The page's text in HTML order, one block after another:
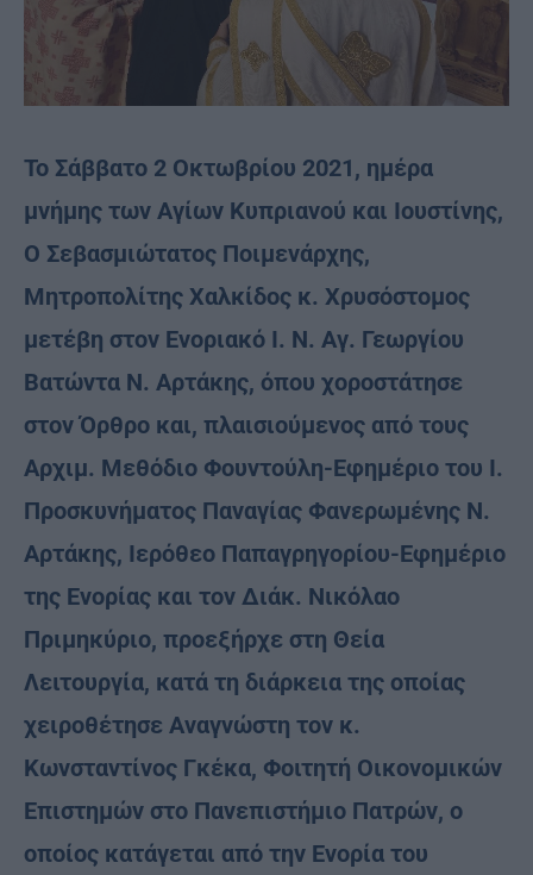
Το Σάββατο 2 Οκτωβρίου 2021, ημέρα
μνήμης των Αγίων Κυπριανού και Ιουστίνης,
Ο Σεβασμιώτατος Ποιμενάρχης,
Μητροπολίτης Χαλκίδος κ. Χρυσόστομος
μετέβη στον Ενοριακό Ι. Ν. Αγ. Γεωργίου
Βατώντα Ν. Αρτάκης, όπου χοροστάτησε
στον Όρθρο και, πλαισιούμενος από τους
Αρχιμ. Μεθόδιο Φουντούλη-Εφημέριο του Ι.
Προσκυνήματος Παναγίας Φανερωμένης Ν.
Αρτάκης, Ιερόθεο Παπαγρηγορίου-Εφημέριο
της Ενορίας και τον Διάκ. Νικόλαο
Πριμηκύριο, προεξήρχε στη Θεία
Λειτουργία, κατά τη διάρκεια της οποίας
χειροθέτησε Αναγνώστη τον κ.
Κωνσταντίνος Γκέκα, Φοιτητή Οικονομικών
Επιστημών στο Πανεπιστήμιο Πατρών, ο
οποίος κατάγεται από την Ενορία του